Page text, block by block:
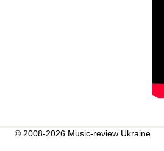
© 2008-2026 Music-review Ukraine